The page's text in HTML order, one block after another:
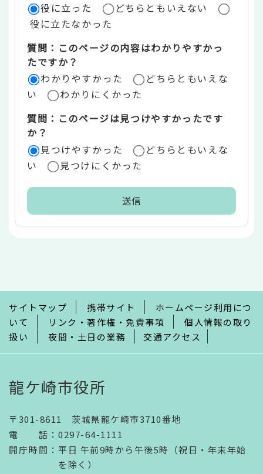
価
リ
ア
役に立った
どちらともいえない
役に立たなかった
質問：このページの内容はわかりやすかっ
たですか？
わかりやすかった
どちらともいえな
い
わかりにくかった
質問：このページは見つけやすかったです
か？
見つけやすかった
どちらともいえな
い
見つけにくかった
で
サイトマップ 携帯サイト
ホームページ利用につ
いて
リンク・著作権・免責事項
個人情報の取り
扱い
夜間・土日の業務 交通アクセス
龍ケ崎市役所
〒301-8611 茨城県龍ケ崎市3710番地
電話 ： 0297-64-1111
開庁時間 ： 平日 午前9時から午後5時（祝日・年末年始
を除く）